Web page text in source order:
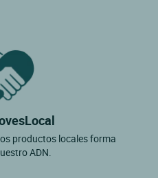
productos locales forma
ADN.